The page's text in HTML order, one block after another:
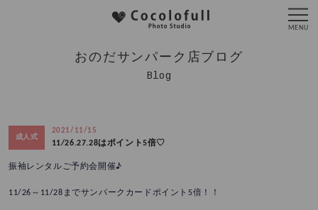
おのだサンパーク店ブログ
Blog
成人式
2021/11/15
11/26.27.28はポイント5倍♡
振袖レンタルご予約会開催♪
11/26～11/28までサンパークカードポイント5倍！！